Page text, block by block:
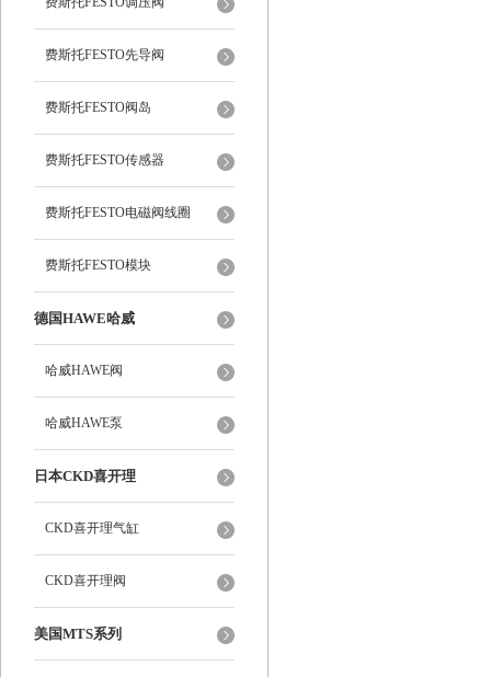
费斯托FESTO先导阀
费斯托FESTO阀岛
费斯托FESTO传感器
费斯托FESTO电磁阀线圈
费斯托FESTO模块
德国HAWE哈威
哈威HAWE阀
哈威HAWE泵
日本CKD喜开理
CKD喜开理气缸
CKD喜开理阀
美国MTS系列